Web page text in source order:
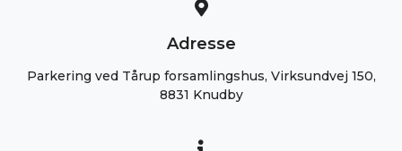
Adresse
Parkering ved Tårup forsamlingshus, Virksundvej 150,
8831 Knudby